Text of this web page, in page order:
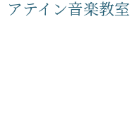
アテイン音楽教室